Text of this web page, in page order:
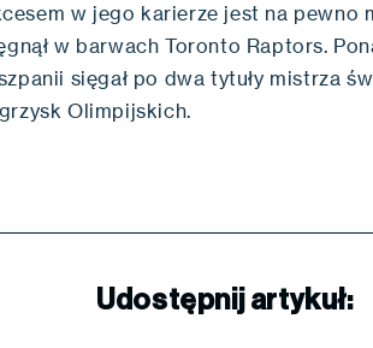
w jego karierze jest na pewno
w barwach Toronto Raptors.
sięgał po dwa tytuły mistrza
Olimpijskich.
Udostępnij artykuł: